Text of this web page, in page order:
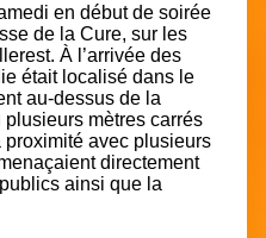
en début de soirée
de la Cure, sur les
. À l’arrivée des
était localisé dans le
au-dessus de la
mètres carrés
avec plusieurs
directement
ainsi que la